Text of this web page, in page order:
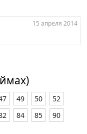
15 апреля 2014
49 50
52
84 85
90